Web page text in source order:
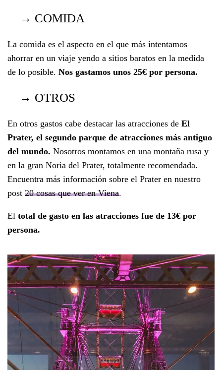
→ COMIDA
La comida es el aspecto en el que más intentamos
ahorrar en un viaje yendo a sitios baratos en la medida
de lo posible. Nos gastamos unos 25€ por persona.
→ OTROS
En otros gastos cabe destacar las atracciones de El
Prater, el segundo parque de atracciones más antiguo
del mundo. Nosotros montamos en una montaña rusa y
en la gran Noria del Prater, totalmente recomendada.
Encuentra más información sobre el Prater en nuestro
post 20 cosas que ver en Viena.
El total de gasto en las atracciones fue de 13€ por
persona.